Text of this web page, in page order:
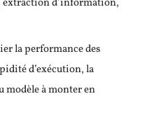
extraction d’information,
la performance des
d’exécution, la
modèle à monter en